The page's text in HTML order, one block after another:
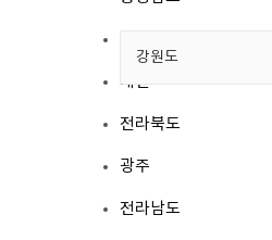
대전
전라북도
광주
전라남도